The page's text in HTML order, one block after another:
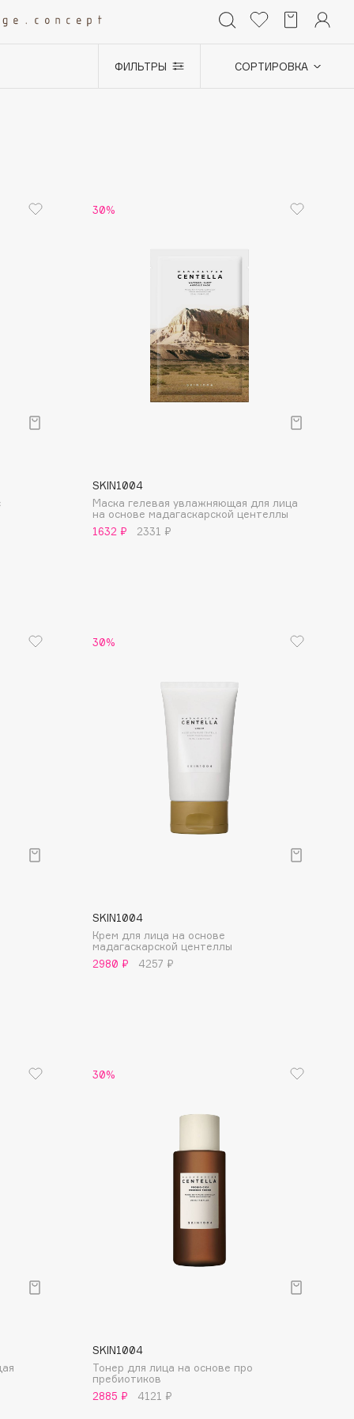
Финал лета
1 АВГ - 31 АВГ
Парфюм для тебя
5 АВГ - 9 АВГ
ФИЛЬТРЫ СОРТИРОВКА
30%
SKIN1004
Маска гелевая увлажняющая для лица
на основе мадагаскарской центеллы
1632 ₽
2331 ₽
30%
SKIN1004
Крем для лица на основе
мадагаскарской центеллы
2980 ₽
4257 ₽
30%
SKIN1004
Тонер для лица на основе про
пребиотиков
2885 ₽
4121 ₽